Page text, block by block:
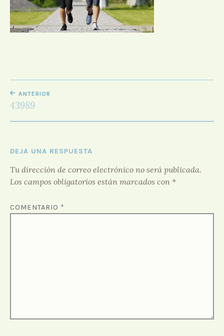
D
O
R
NAVEGACIÓN
DE
ENTRADAS
ANTERIOR
43989
DEJA UNA RESPUESTA
Tu dirección de correo electrónico no será publicada.
Los campos obligatorios están marcados con *
COMENTARIO *